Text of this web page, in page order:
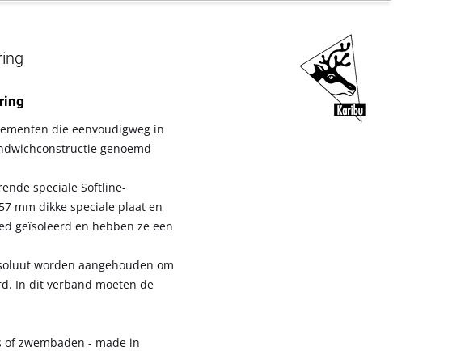
die eenvoudigweg in
genoemd
speciale Softline-
mm dikke speciale plaat en
geïsoleerd en hebben ze een
worden aangehouden om
In dit verband moeten de
zwembaden - made in